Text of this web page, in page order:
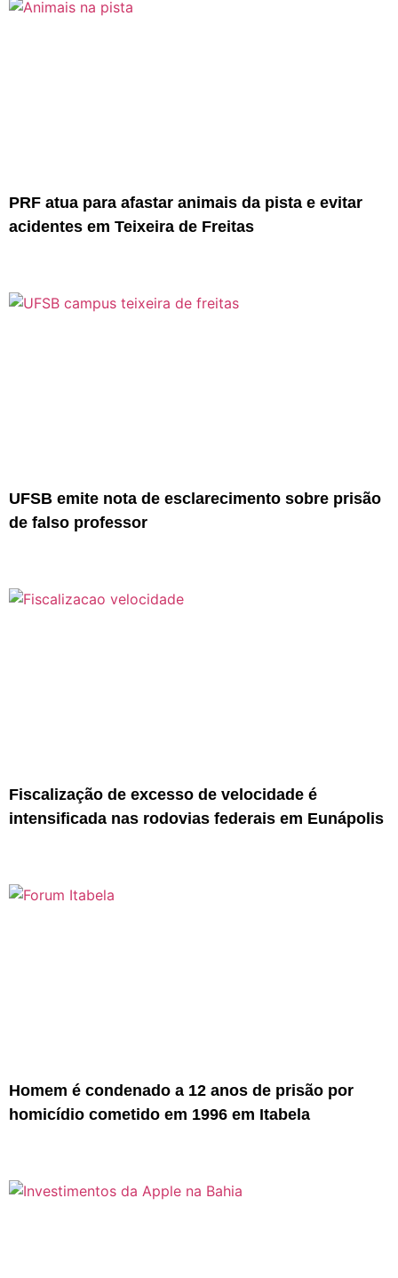
PRF atua para afastar animais da pista e evitar
acidentes em Teixeira de Freitas
UFSB emite nota de esclarecimento sobre prisão
de falso professor
Fiscalização de excesso de velocidade é
intensificada nas rodovias federais em Eunápolis
Homem é condenado a 12 anos de prisão por
homicídio cometido em 1996 em Itabela